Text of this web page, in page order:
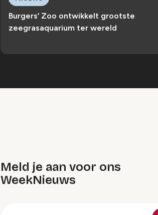
Burgers’ Zoo ontwikkelt grootste
zeegrasaquarium ter wereld
Meld je aan voor ons
WeekNieuws